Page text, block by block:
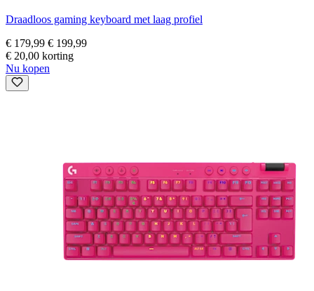
Draadloos gaming keyboard met laag profiel
€ 179,99 € 199,99
€ 20,00 korting
Nu kopen